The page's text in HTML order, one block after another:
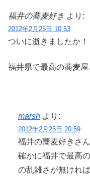
福井の蕎麦好き より:
2012年2月25日 10:53
ついに逝きましたか！
福井県で最高の蕎麦屋
marsh より:
2012年2月25日 20:59
福井の蕎麦好きさ
確かに福井で最高
の乱雑さが無ければ